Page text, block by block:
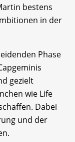
bestens
in der
Phase
gezielt
wie Life
Dabei
und der